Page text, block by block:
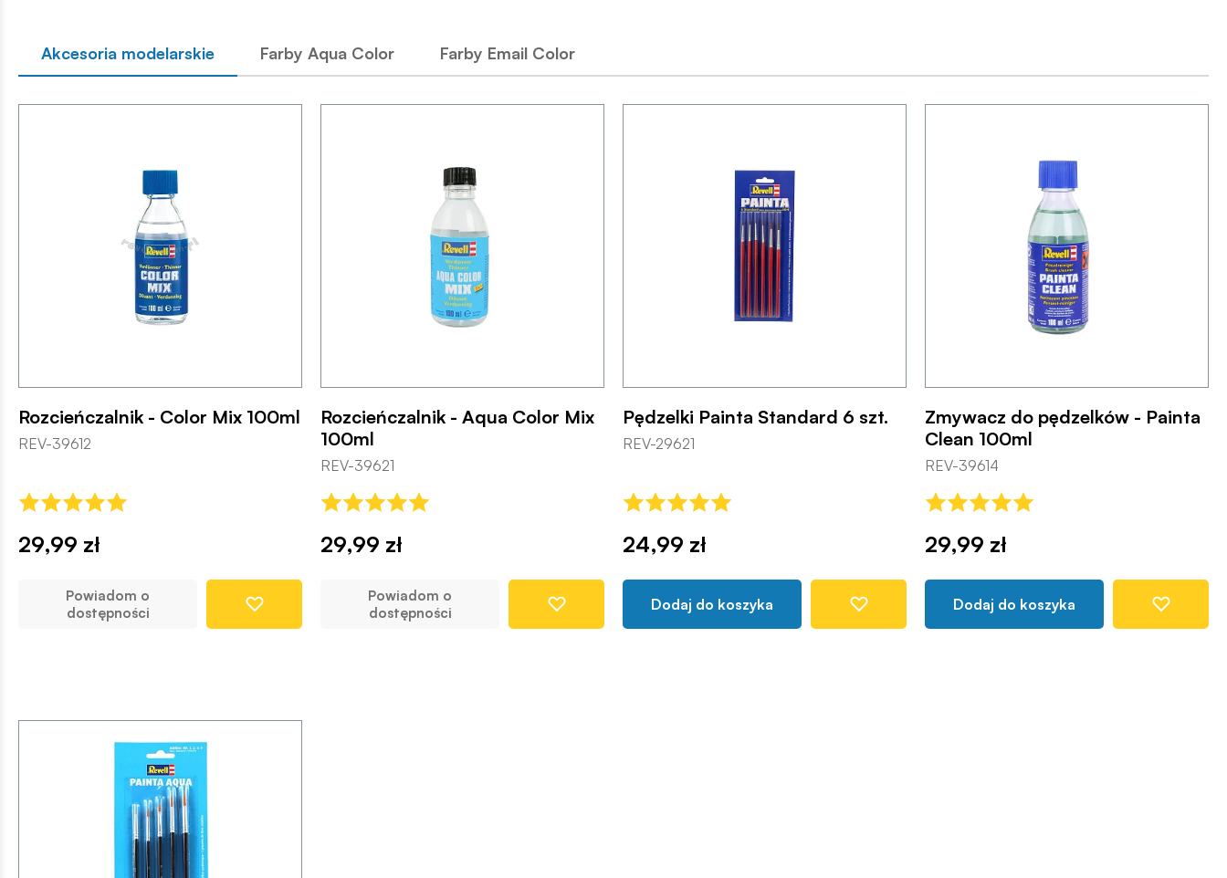
Akcesoria modelarskie Farby Aqua Color Farby Email Color
Rozcieńczalnik - Color Mix 100ml
REV-39612
29,99 zł
Powiadom o
dostępności
Rozcieńczalnik - Aqua Color Mix
100ml
REV-39621
29,99 zł
Powiadom o
dostępności
Pędzelki Painta Standard 6 szt.
REV-29621
24,99 zł
Dodaj do koszyka
Zmywacz do pędzelków - Painta
Clean 100ml
REV-39614
29,99 zł
Dodaj do koszyka